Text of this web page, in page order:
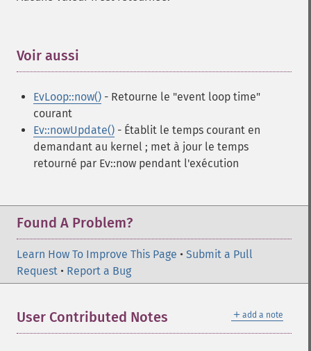
Voir aussi
EvLoop::now() - Retourne le "event loop time"
courant
Ev::nowUpdate() - Établit le temps courant en
demandant au kernel ; met à jour le temps
retourné par Ev::now pendant l'exécution
Found A Problem?
Learn How To Improve This Page • Submit a Pull
Request • Report a Bug
＋ add a note
User Contributed Notes